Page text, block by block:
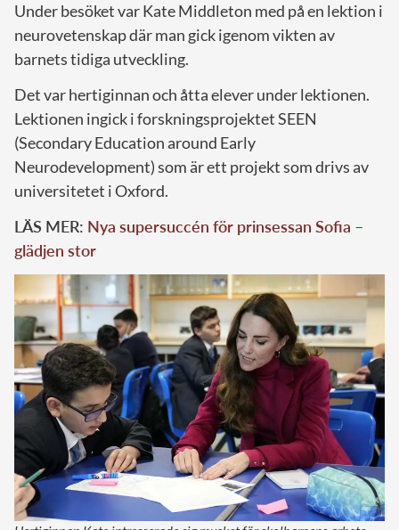
Under besöket var Kate Middleton med på en lektion i
neurovetenskap där man gick igenom vikten av
barnets tidiga utveckling.
Det var hertiginnan och åtta elever under lektionen.
Lektionen ingick i forskningsprojektet SEEN
(Secondary Education around Early
Neurodevelopment) som är ett projekt som drivs av
universitetet i Oxford.
LÄS MER: Nya supersuccén för prinsessan Sofia –
glädjen stor